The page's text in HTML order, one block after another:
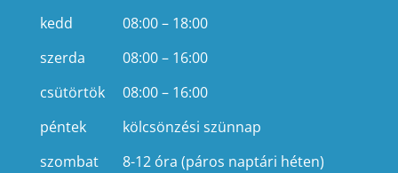
kedd
08:00 – 18:00
szerda
08:00 – 16:00
csütörtök
08:00 – 16:00
péntek
kölcsönzési szünnap
szombat
8-12 óra (páros naptári héten)